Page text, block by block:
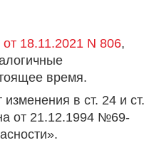
18.11.2021 N 806,
время.
в ст. 24 и ст.
от 21.12.1994 №69-